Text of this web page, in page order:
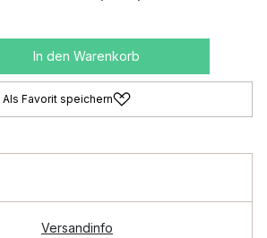
In den Warenkorb
Als Favorit speichern
Versandinfo